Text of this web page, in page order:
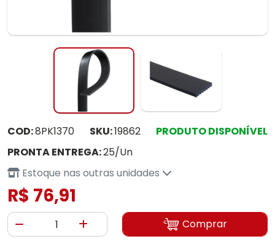
COD:8PK1370 SKU:19862
PRODUTO DISPONÍVEL
PRONTA ENTREGA:25/Un
Estoque nas outras unidades
R$ 76,91
Comprar